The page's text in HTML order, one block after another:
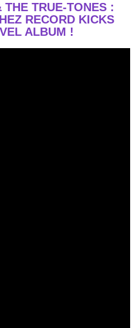
TRUE-TONES :
RECORD KICKS
ALBUM !